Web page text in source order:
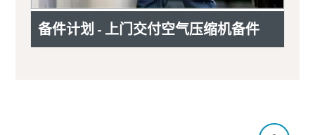
备件计划 - 上门交付空气压缩机备件